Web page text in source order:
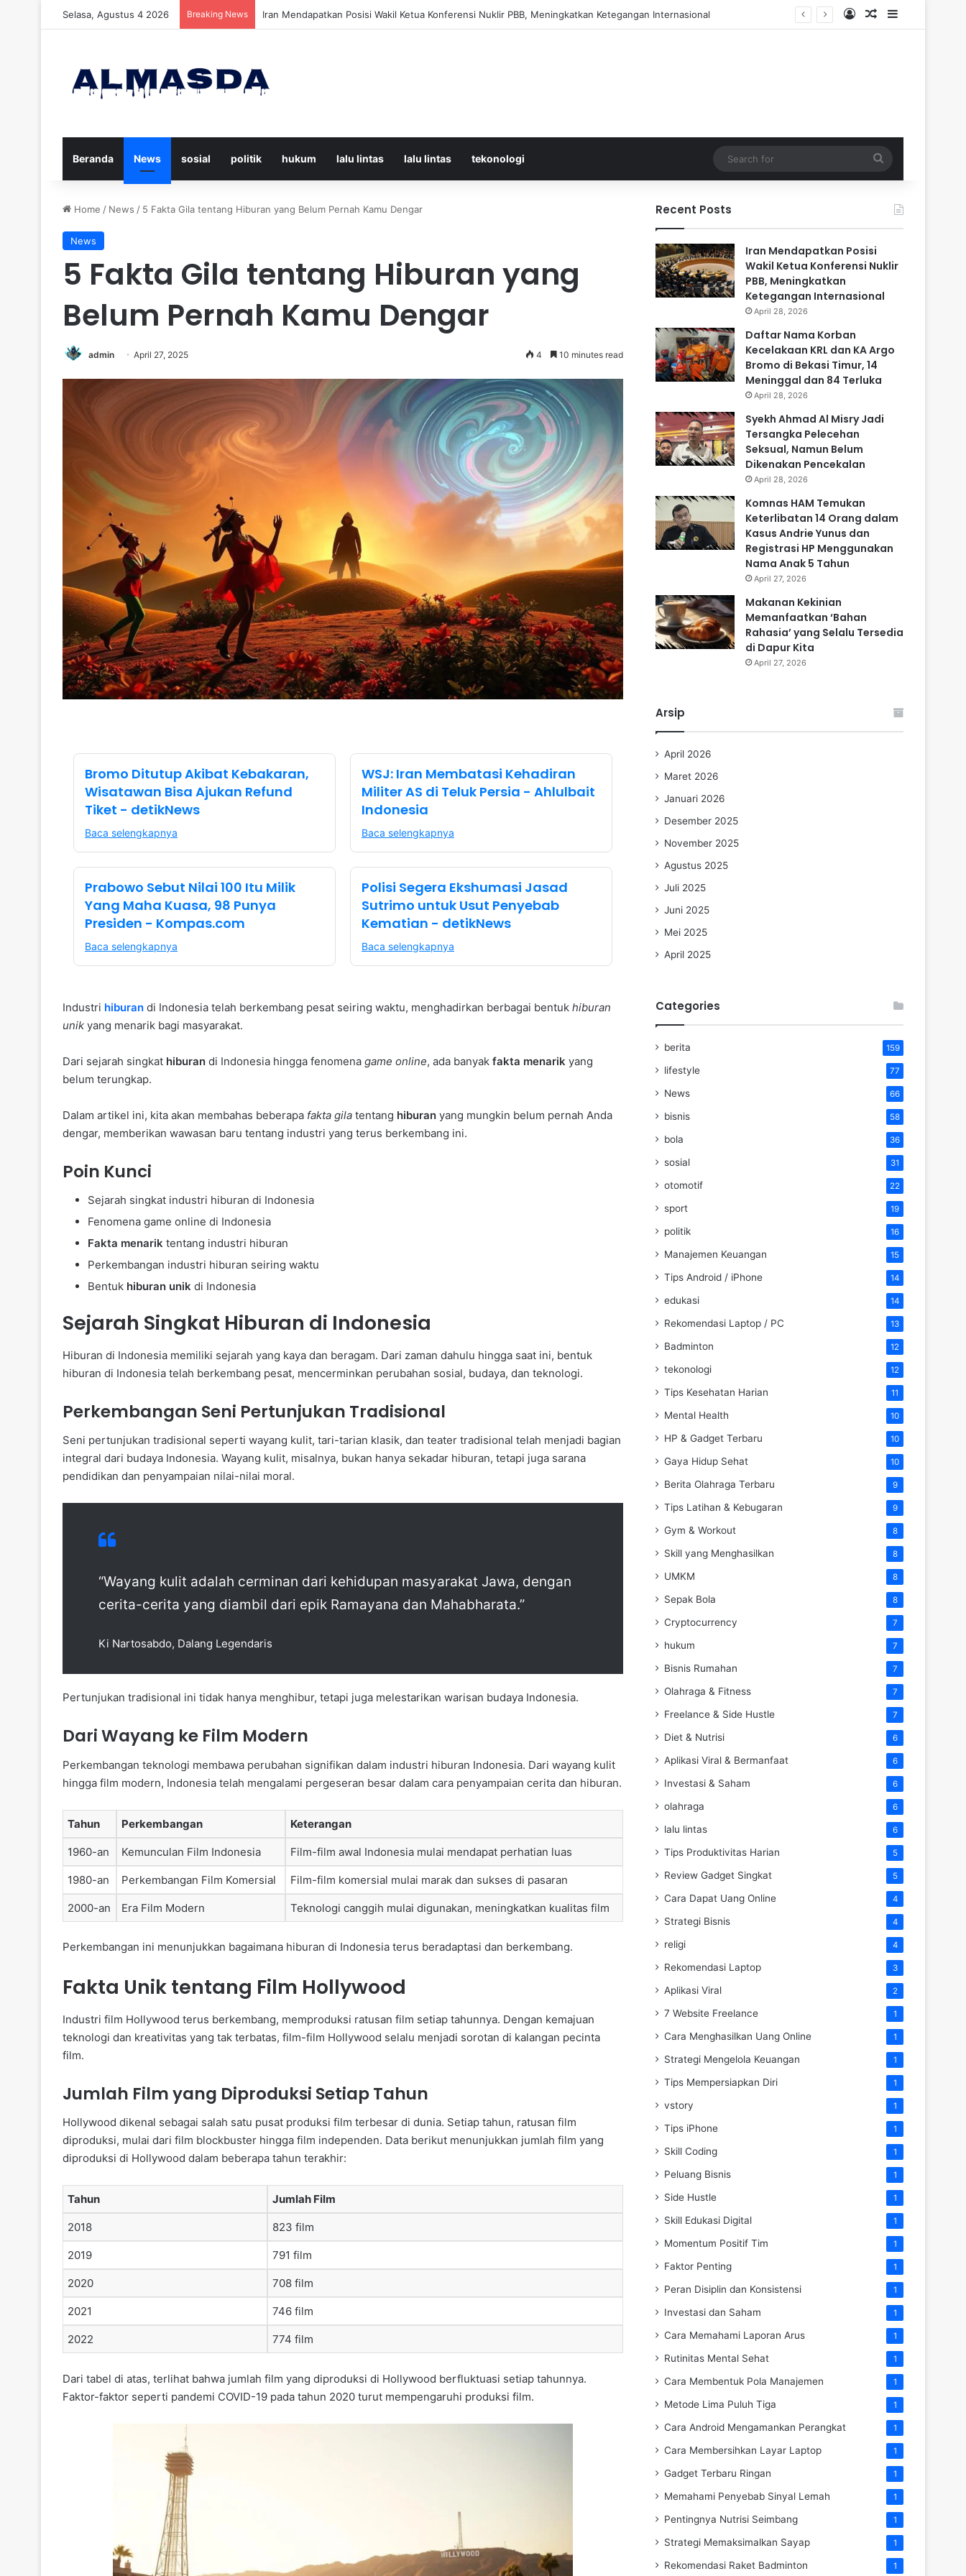
Selasa, Agustus 4 2026 Breaking News Daftar Nama Korban Kecelakaan KRL dan KA Argo Bromo di Bekasi Timur, 14 Meninggal dan 84 Terluka Log InRandom Article
Sidebar
Beranda News sosial politik hukum lalu lintas lalu lintas tekonologi
for
Home / News / 5 Fakta Gila tentang Hiburan yang Belum Pernah Kamu Dengar
News
5 Fakta Gila tentang Hiburan yang
Belum Pernah Kamu Dengar
admin April 27, 2025 4 10 minutes read
Bromo Ditutup Akibat Kebakaran,
Wisatawan Bisa Ajukan Refund
Tiket - detikNews
Baca selengkapnya
WSJ: Iran Membatasi Kehadiran
Militer AS di Teluk Persia - Ahlulbait
Indonesia
Baca selengkapnya
Prabowo Sebut Nilai 100 Itu Milik
Yang Maha Kuasa, 98 Punya
Presiden - Kompas.com
Baca selengkapnya
Polisi Segera Ekshumasi Jasad
Sutrimo untuk Usut Penyebab
Kematian - detikNews
Baca selengkapnya
Industri hiburan di Indonesia telah berkembang pesat seiring waktu, menghadirkan berbagai bentuk hiburan
unik yang menarik bagi masyarakat.
Dari sejarah singkat hiburan di Indonesia hingga fenomena game online, ada banyak fakta menarik yang
belum terungkap.
Dalam artikel ini, kita akan membahas beberapa fakta gila tentang hiburan yang mungkin belum pernah Anda
dengar, memberikan wawasan baru tentang industri yang terus berkembang ini.
Poin Kunci
Sejarah singkat industri hiburan di Indonesia
Fenomena game online di Indonesia
Fakta menarik tentang industri hiburan
Perkembangan industri hiburan seiring waktu
Bentuk hiburan unik di Indonesia
Sejarah Singkat Hiburan di Indonesia
Hiburan di Indonesia memiliki sejarah yang kaya dan beragam. Dari zaman dahulu hingga saat ini, bentuk
hiburan di Indonesia telah berkembang pesat, mencerminkan perubahan sosial, budaya, dan teknologi.
Perkembangan Seni Pertunjukan Tradisional
Seni pertunjukan tradisional seperti wayang kulit, tari-tarian klasik, dan teater tradisional telah menjadi bagian
integral dari budaya Indonesia. Wayang kulit, misalnya, bukan hanya sekadar hiburan, tetapi juga sarana
pendidikan dan penyampaian nilai-nilai moral.
“Wayang kulit adalah cerminan dari kehidupan masyarakat Jawa, dengan
cerita-cerita yang diambil dari epik Ramayana dan Mahabharata.”
Ki Nartosabdo, Dalang Legendaris
Pertunjukan tradisional ini tidak hanya menghibur, tetapi juga melestarikan warisan budaya Indonesia.
Dari Wayang ke Film Modern
Perkembangan teknologi membawa perubahan signifikan dalam industri hiburan Indonesia. Dari wayang kulit
hingga film modern, Indonesia telah mengalami pergeseran besar dalam cara penyampaian cerita dan hiburan.
Tahun Perkembangan Keterangan
1960-an Kemunculan Film Indonesia Film-film awal Indonesia mulai mendapat perhatian luas
1980-an Perkembangan Film Komersial Film-film komersial mulai marak dan sukses di pasaran
2000-an Era Film Modern Teknologi canggih mulai digunakan, meningkatkan kualitas film
Perkembangan ini menunjukkan bagaimana hiburan di Indonesia terus beradaptasi dan berkembang.
Fakta Unik tentang Film Hollywood
Industri film Hollywood terus berkembang, memproduksi ratusan film setiap tahunnya. Dengan kemajuan
teknologi dan kreativitas yang tak terbatas, film-film Hollywood selalu menjadi sorotan di kalangan pecinta
film.
Jumlah Film yang Diproduksi Setiap Tahun
Hollywood dikenal sebagai salah satu pusat produksi film terbesar di dunia. Setiap tahun, ratusan film
diproduksi, mulai dari film blockbuster hingga film independen. Data berikut menunjukkan jumlah film yang
diproduksi di Hollywood dalam beberapa tahun terakhir:
Tahun Jumlah Film
2018 823 film
2019 791 film
2020 708 film
2021 746 film
2022 774 film
Dari tabel di atas, terlihat bahwa jumlah film yang diproduksi di Hollywood berfluktuasi setiap tahunnya.
Faktor-faktor seperti pandemi COVID-19 pada tahun 2020 turut mempengaruhi produksi film.
Recent Posts
Iran Mendapatkan Posisi
Wakil Ketua Konferensi Nuklir
PBB, Meningkatkan
Ketegangan Internasional
April 28, 2026
Daftar Nama Korban
Kecelakaan KRL dan KA Argo
Bromo di Bekasi Timur, 14
Meninggal dan 84 Terluka
April 28, 2026
Syekh Ahmad Al Misry Jadi
Tersangka Pelecehan
Seksual, Namun Belum
Dikenakan Pencekalan
April 28, 2026
Komnas HAM Temukan
Keterlibatan 14 Orang dalam
Kasus Andrie Yunus dan
Registrasi HP Menggunakan
Nama Anak 5 Tahun
April 27, 2026
Makanan Kekinian
Memanfaatkan ‘Bahan
Rahasia’ yang Selalu Tersedia
di Dapur Kita
April 27, 2026
Arsip
April 2026
Maret 2026
Januari 2026
Desember 2025
November 2025
Agustus 2025
Juli 2025
Juni 2025
Mei 2025
April 2025
Categories
berita 159
lifestyle 77
News 66
bisnis 58
bola 36
sosial 31
otomotif 22
sport 19
politik 16
Manajemen Keuangan 15
Tips Android / iPhone 14
edukasi 14
Rekomendasi Laptop / PC 13
Badminton 12
tekonologi 12
Tips Kesehatan Harian 11
Mental Health 10
HP & Gadget Terbaru 10
Gaya Hidup Sehat 10
Berita Olahraga Terbaru 9
Tips Latihan & Kebugaran 9
Gym & Workout 8
Skill yang Menghasilkan 8
UMKM 8
Sepak Bola 8
Cryptocurrency 7
hukum 7
Bisnis Rumahan 7
Olahraga & Fitness 7
Freelance & Side Hustle 7
Diet & Nutrisi 6
Aplikasi Viral & Bermanfaat 6
Investasi & Saham 6
olahraga 6
lalu lintas 6
Tips Produktivitas Harian 5
Review Gadget Singkat 5
Cara Dapat Uang Online 4
Strategi Bisnis 4
religi 4
Rekomendasi Laptop 3
Aplikasi Viral 2
7 Website Freelance 1
Cara Menghasilkan Uang Online 1
Strategi Mengelola Keuangan 1
Tips Mempersiapkan Diri 1
vstory 1
Tips iPhone 1
Skill Coding 1
Peluang Bisnis 1
Side Hustle 1
Skill Edukasi Digital 1
Momentum Positif Tim 1
Faktor Penting 1
Peran Disiplin dan Konsistensi 1
Investasi dan Saham 1
Cara Memahami Laporan Arus 1
Rutinitas Mental Sehat 1
Cara Membentuk Pola Manajemen 1
Metode Lima Puluh Tiga 1
Cara Android Mengamankan Perangkat 1
Cara Membersihkan Layar Laptop 1
Gadget Terbaru Ringan 1
Memahami Penyebab Sinyal Lemah 1
Pentingnya Nutrisi Seimbang 1
Strategi Memaksimalkan Sayap 1
Rekomendasi Raket Badminton 1